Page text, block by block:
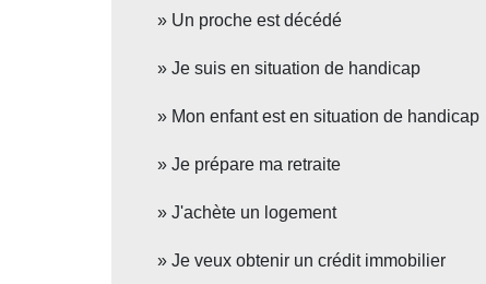
Un proche est décédé
Je suis en situation de handicap
Mon enfant est en situation de handicap
Je prépare ma retraite
J'achète un logement
Je veux obtenir un crédit immobilier